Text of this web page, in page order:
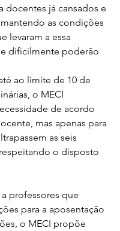
docentes já cansados e
as condições
levaram a essa
dificilmente poderão
ao limite de 10 de
o MECI
de acordo
mas apenas para
as seis
o disposto
professores que
para a aposentação
o MECI propõe